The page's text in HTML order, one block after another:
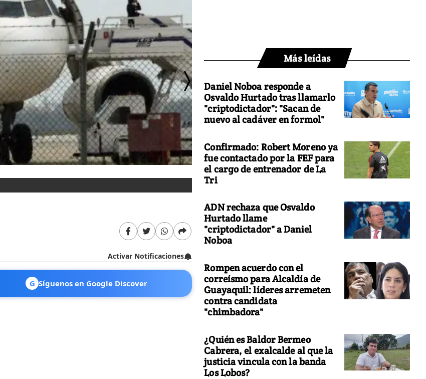
Activar Notificaciones
G Síguenos en Google Discover
Más leídas
Daniel Noboa responde a
Osvaldo Hurtado tras llamarlo
"criptodictador": "Sacan de
nuevo al cadáver en formol"
Confirmado: Robert Moreno ya
fue contactado por la FEF para
el cargo de entrenador de La
Tri
ADN rechaza que Osvaldo
Hurtado llame
"criptodictador" a Daniel
Noboa
Rompen acuerdo con el
correísmo para Alcaldía de
Guayaquil: líderes arremeten
contra candidata
"chimbadora"
¿Quién es Baldor Bermeo
Cabrera, el exalcalde al que la
justicia vincula con la banda
Los Lobos?